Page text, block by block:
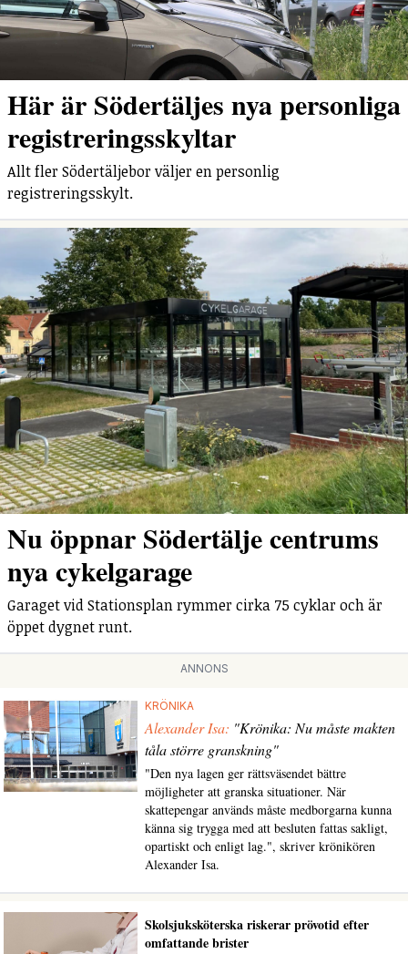
Här är Södertäljes nya personliga
registreringsskyltar
Allt fler Södertäljebor väljer en personlig
registreringsskylt.
Nu öppnar Södertälje centrums
nya cykelgarage
Garaget vid Stationsplan rymmer cirka 75 cyklar och är
öppet dygnet runt.
ANNONS
KRÖNIKA
Alexander Isa: "Krönika: Nu måste makten
tåla större granskning"
"Den nya lagen ger rättsväsendet bättre
möjligheter att granska situationer. När
skattepengar används måste medborgarna kunna
känna sig trygga med att besluten fattas sakligt,
opartiskt och enligt lag.", skriver krönikören
Alexander Isa.
Skolsjuksköterska riskerar prövotid efter
omfattande brister